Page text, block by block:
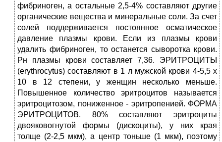
фибриноген, а остальные 2,5-4% составляют другие
органические вещества и минеральные соли. За счет
солей поддерживается постоянное осматическое
давление плазмы крови. Если из плазмы крови
удалить фибриноген, то останется сыворотка крови.
Рн плазмы крови составляет 7,36. ЭРИТРОЦИТЫ
(erythrocytus) составляют в 1 л мужской крови 4-5,5 х
10 в 12 степени, у женщин несколько меньше.
Повышенное количество эритроцитов называется
эритроцитозом, пониженное - эритропенией. ФОРМА
ЭРИТРОЦИТОВ. 80% составляют эритроциты
двояковогнутой формы (дискоциты), у них края
толще (2-2,5 мкм), а центр тоньше (1 мкм), поэтому